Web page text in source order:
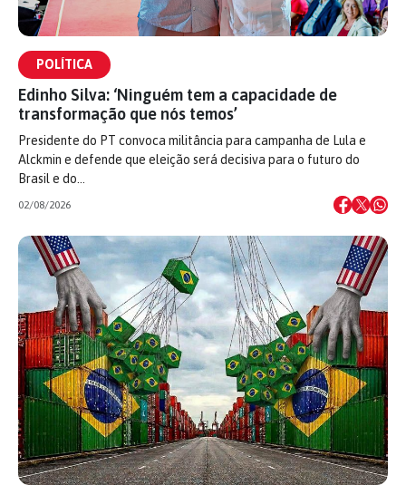
POLÍTICA
Edinho Silva: ‘Ninguém tem a capacidade de
transformação que nós temos’
Presidente do PT convoca militância para campanha de Lula e
Alckmin e defende que eleição será decisiva para o futuro do
Brasil e do…
02/08/2026